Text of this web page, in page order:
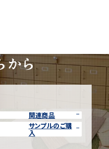
から
関連商品
サンプルのご購
入